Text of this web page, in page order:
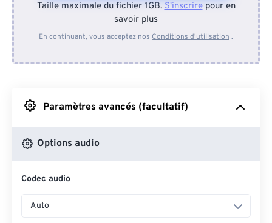
Depuis l'appareil
Depuis Google Drive
Depuis OneDrive
Taille maximale du fichier 1GB.S'inscrirepour en
savoir plus
En continuant, vous acceptez nos Conditions d'utilisation .
Paramètres avancés (facultatif)
Options audio
Codec audio
Auto